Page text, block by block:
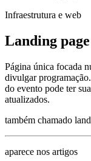
Infraestrutura e web
Landing
Página única focada
divulgar
do evento pode ter
atualizados.
também chamado
aparece nos artigos